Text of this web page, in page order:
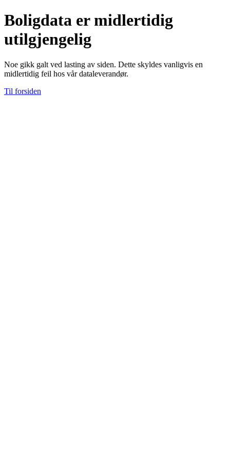
Boligdata er midlertidig
utilgjengelig
Noe gikk galt ved lasting av siden. Dette skyldes vanligvis en
midlertidig feil hos vår dataleverandør.
Til forsiden